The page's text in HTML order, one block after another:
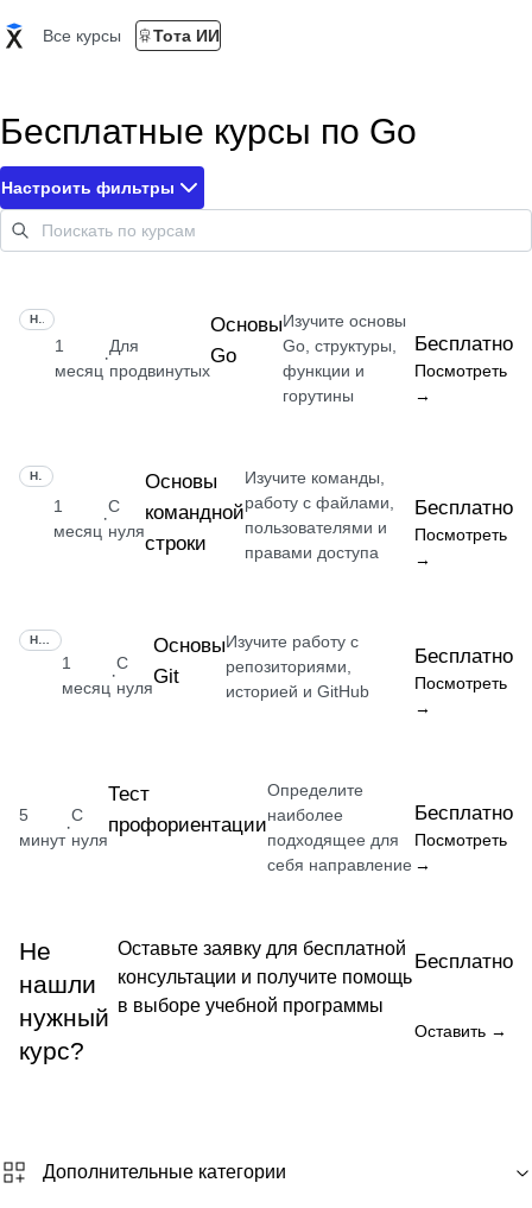
Все курсы Тота ИИ
Бесплатные курсы по Go
Настроить фильтры
1
месяц
·
Для
продвинутых
Основы
Go
Изучите основы
Go, структуры,
функции и
горутины
Бесплатно
Посмотреть
→
1
месяц
·
С
нуля
Основы
командной
строки
Изучите команды,
работу с файлами,
пользователями и
правами доступа
Бесплатно
Посмотреть
→
1
месяц
·
С
нуля
Основы
Git
Изучите работу с
репозиториями,
историей и GitHub
Бесплатно
Посмотреть
→
5
минут
·
С
нуля
Тест
профориентации
Определите
наиболее
подходящее для
себя направление
Бесплатно
Посмотреть
→
Не
нашли
нужный
курс?
Оставьте заявку для бесплатной
консультации и получите помощь
в выборе учебной программы
Бесплатно
Оставить →
Дополнительные категории